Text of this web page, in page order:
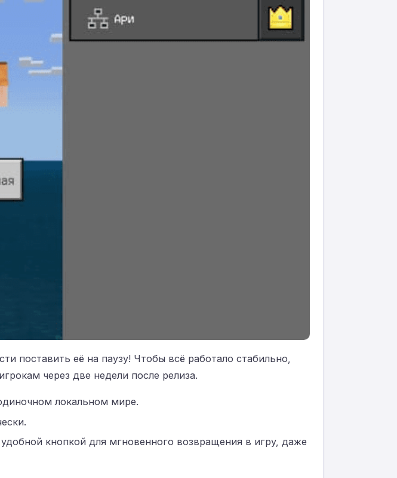
поставить её на паузу! Чтобы всё работало стабильно,
через две недели после релиза.
локальном мире.
кнопкой для мгновенного возвращения в игру, даже